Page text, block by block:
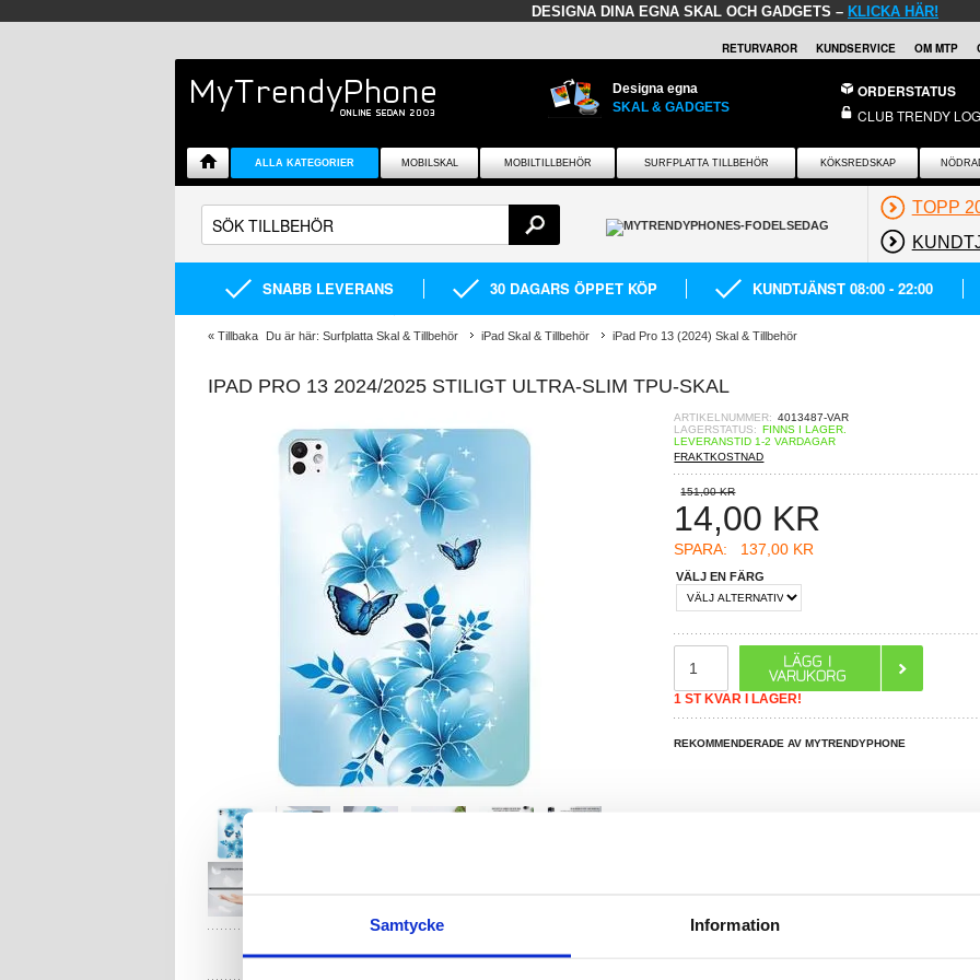
Samtycke Information
DESIGNA DINA EGNA SKAL OCH GADGETS – KLICKA HÄR!
RETURVAROR KUNDSERVICE OM MTP
Designa egna
SKAL & GADGETS
ORDERSTATUS
CLUB TRENDY
ALLA KATEGORIER MOBILSKAL MOBILTILLBEHÖR SURFPLATTA TILLBEHÖR KÖKSREDSKAP
TOPP
SNABB LEVERANS 30 DAGARS ÖPPET KÖP KUNDTJÄNST 08:00 - 22:00
« Tillbaka Du är här: Surfplatta Skal & Tillbehör iPad Skal & Tillbehör iPad Pro 13 (2024) Skal & Tillbehör
IPAD PRO 13 2024/2025 STILIGT ULTRA-SLIM TPU-SKAL
ARTIKELNUMMER: 4013487-VAR
LAGERSTATUS: FINNS I LAGER.
LEVERANSTID 1-2 VARDAGAR
FRAKTKOSTNAD
151,00 KR
14,00 KR
SPARA: 137,00 KR
VÄLJ EN FÄRG
1 ST KVAR I LAGER!
REKOMMENDERADE AV MYTRENDYPHONE
HAR DU FRÅGOR?